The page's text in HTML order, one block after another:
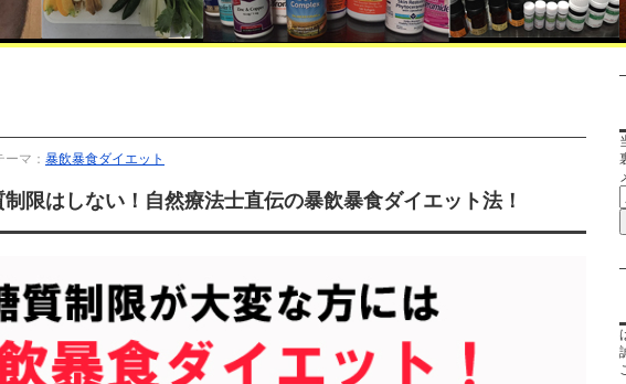
限はしない！自然療法士直伝の暴飲暴食ダイエット法！
ーマ： 暴飲暴食ダイエット